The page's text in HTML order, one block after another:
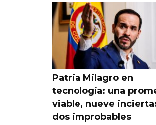
Patria Milagro en
tecnología: una
viable, nueve
dos improbables